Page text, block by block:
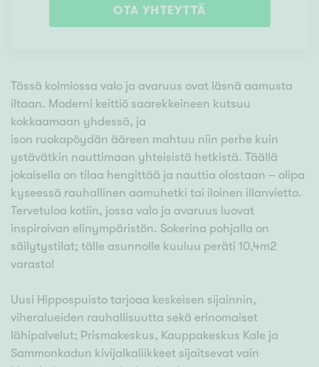
OTA YHTEYTTÄ
Tässä kolmiossa valo ja avaruus ovat läsnä aamusta
iltaan. Moderni keittiö saarekkeineen kutsuu
kokkaamaan yhdessä, ja
ison ruokapöydän ääreen mahtuu niin perhe kuin
ystävätkin nauttimaan yhteisistä hetkistä. Täällä
jokaisella on tilaa hengittää ja nauttia olostaan – olipa
kyseessä rauhallinen aamuhetki tai iloinen illanvietto.
Tervetuloa kotiin, jossa valo ja avaruus luovat
inspiroivan elinympäristön. Sokerina pohjalla on
säilytystilat; tälle asunnolle kuuluu peräti 10,4m2
varasto!
Uusi Hippospuisto tarjoaa keskeisen sijainnin,
viheralueiden rauhallisuutta sekä erinomaiset
lähipalvelut; Prismakeskus, Kauppakeskus Kale ja
Sammonkadun kivijalkaliikkeet sijaitsevat vain